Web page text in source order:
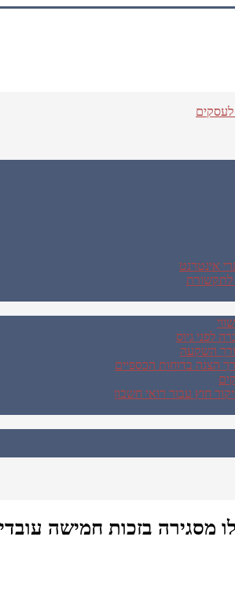
אינטרנט
לתקשורת
לפני גיוס
השקעה
הצגה בדוחות הכספיים
חוץ עבור רואי חשבון
מסגירה בזכות חמישה